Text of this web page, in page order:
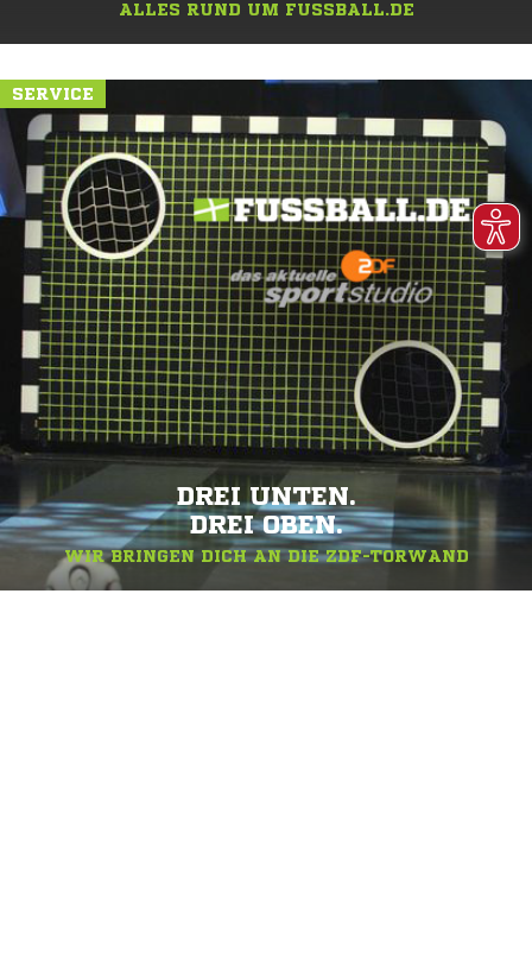
ALLES RUND UM FUSSBALL.DE
SERVICE
DREI UNTEN.
DREI OBEN.
WIR BRINGEN DICH AN DIE ZDF-TORWAND